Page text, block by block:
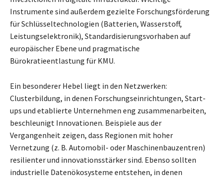
Instrumente sind außerdem gezielte Forschungsförderung
für Schlüsseltechnologien (Batterien, Wasserstoff,
Leistungselektronik), Standardisierungsvorhaben auf
europäischer Ebene und pragmatische
Bürokratieentlastung für KMU.
Ein besonderer Hebel liegt in den Netzwerken:
Clusterbildung, in denen Forschungseinrichtungen, Start-
ups und etablierte Unternehmen eng zusammenarbeiten,
beschleunigt Innovationen. Beispiele aus der
Vergangenheit zeigen, dass Regionen mit hoher
Vernetzung (z. B. Automobil- oder Maschinenbauzentren)
resilienter und innovationsstärker sind. Ebenso sollten
industrielle Datenökosysteme entstehen, in denen